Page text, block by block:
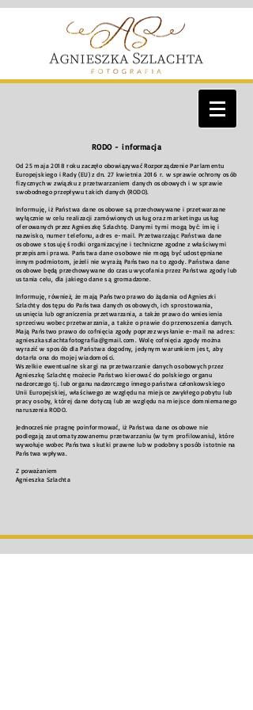
RODO - informacja
Od 25 maja 2018 roku zaczęło obowiązywać Rozporządzenie Parlamentu
Europejskiego i Rady (EU) z dn. 27 kwietnia 2016 r. w sprawie ochrony osób
fizycznych w związku z przetwarzaniem danych osobowych i w sprawie
swobodnego przepływu takich danych (RODO).
Informuję, iż Państwa dane osobowe są przechowywane i przetwarzane
wyłącznie w celu realizacji zamówionych usług oraz marketingu usług
oferowanych przez Agnieszkę Szlachtę. Danymi tymi mogą być: imię i
nazwisko, numer telefonu, adres e-mail. Przetwarzając Państwa dane
osobowe stosuję środki organizacyjne i techniczne zgodne z właściwymi
przepisami prawa. Państwa dane osobowe nie mogą być udostępniane
innym podmiotom, jeżeli nie wyrażą Państwo na to zgody. Państwa dane
osobowe będą przechowywane do czasu wycofania przez Państwa zgody lub
ustania celu, dla jakiego dane są gromadzone.
Informuję, również, że mają Państwo prawo do żądania od Agnieszki
Szlachty dostępu do Państwa danych osobowych, ich sprostowania,
usunięcia lub ograniczenia przetwarzania, a także prawo do wniesienia
sprzeciwu wobec przetwarzania, a także o prawie do przenoszenia danych.
Mają Państwo prawo do cofnięcia zgody poprzez wysłanie e-mail na adres:
agnieszkaszlachtafotografia@gmail.com. Wolę cofnięcia zgody można
wyrazić w sposób dla Państwa dogodny, jedynym warunkiem jest, aby
dotarła ona do mojej wiadomości.
Wszelkie ewentualne skargi na przetwarzanie danych osobowych przez
Agnieszkę Szlachtę możecie Państwo kierować do polskiego organu
nadzorczego tj. lub organu nadzorczego innego państwa członkowskiego
Unii Europejskiej, właściwego ze względu na miejsce zwykłego pobytu lub
pracy osoby, której dane dotyczą lub ze względu na miejsce domniemanego
naruszenia RODO.
Jednocześnie pragnę poinformować, iż Państwa dane osobowe nie
podlegają zautomatyzowanemu przetwarzaniu (w tym profilowaniu), które
wywołuje wobec Państwa skutki prawne lub w podobny sposób istotnie na
Państwa wpływa.
Z poważaniem
Agnieszka Szlachta